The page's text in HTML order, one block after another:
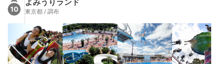
10
よみうりランド
東京都 / 調布